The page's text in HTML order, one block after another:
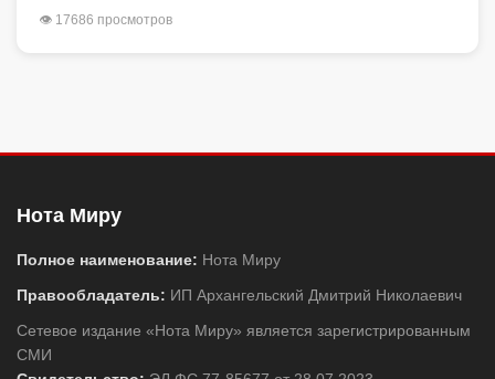
👁 17686 просмотров
Нота Миру
Полное наименование: Нота Миру
Правообладатель: ИП Архангельский Дмитрий Николаевич
Сетевое издание «Нота Миру» является зарегистрированным
СМИ